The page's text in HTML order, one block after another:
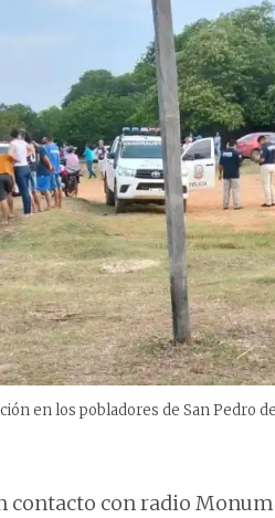
en los pobladores de San Pedro
contacto con radio